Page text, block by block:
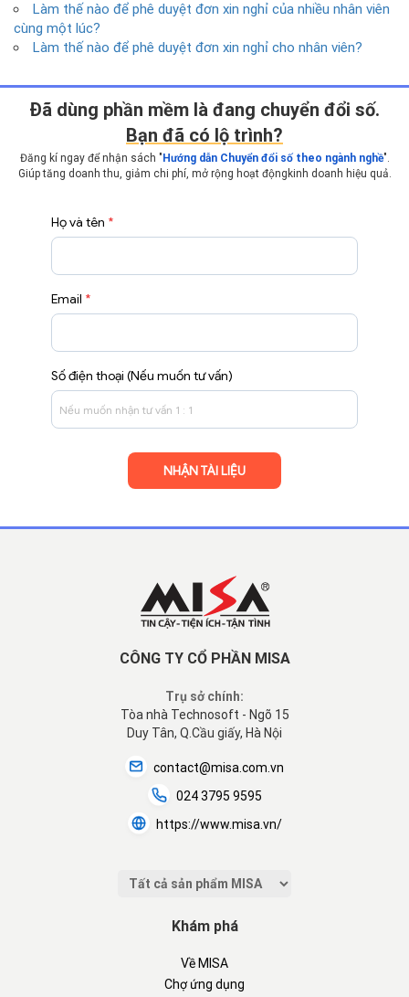
Làm thế nào để phê duyệt đơn xin nghỉ của nhiều nhân viên
cùng một lúc?
Làm thế nào để phê duyệt đơn xin nghỉ cho nhân viên?
Ðã dùng phần mềm là đang chuyển đổi số.
Bạn đã có lộ trình?
Đăng kí ngay để nhận sách " Hướng dẫn Chuyển đổi số theo ngành nghề".
Giúp tăng doanh thu, giảm chi phí, mở rộng hoạt động kinh doanh hiệu quả.
Họ và tên *
Email *
Số điện thoại (Nếu muốn tư vấn)
CÔNG TY CỔ PHẦN MISA
Trụ sở chính:
Tòa nhà Technosoft - Ngõ 15
Duy Tân, Q.Cầu giấy, Hà Nội
contact@misa.com.vn
024 3795 9595
https://www.misa.vn/
Khám phá
Về MISA
Chợ ứng dụng